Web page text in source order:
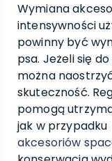
Wymiana
intensywności
powinny być
psa. Jeżeli się
można
skuteczność.
pomogą
jak w przypadku
akcesoriów